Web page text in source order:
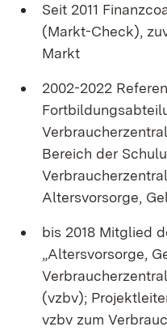
Seit 2011
(Markt-Check),
Markt
2002-2022
Bereich der
Altersvorsorge,
bis 2018 Mitglied
„Altersvorsorge,
(vzbv);
vzbv zum